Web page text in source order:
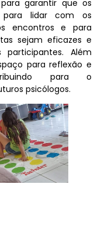
garantir que os
para lidar com os
encontros e para
sejam eficazes e
participantes. Além
para reflexão e
para o
psicólogos.